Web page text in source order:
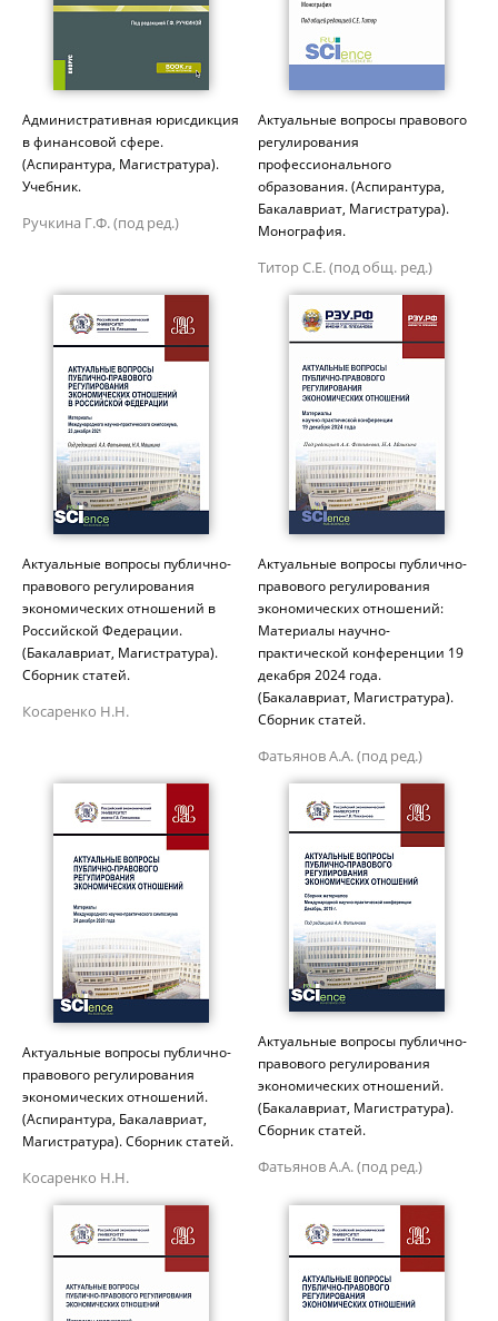
Административная юрисдикция
в финансовой сфере.
(Аспирантура, Магистратура).
Учебник.
Ручкина Г.Ф. (под ред.)
Актуальные вопросы правового
регулирования
профессионального
образования. (Аспирантура,
Бакалавриат, Магистратура).
Монография.
Титор С.Е. (под общ. ред.)
Актуальные вопросы публично-
правового регулирования
экономических отношений в
Российской Федерации.
(Бакалавриат, Магистратура).
Сборник статей.
Косаренко Н.Н.
Актуальные вопросы публично-
правового регулирования
экономических отношений:
Материалы научно-
практической конференции 19
декабря 2024 года.
(Бакалавриат, Магистратура).
Сборник статей.
Фатьянов А.А. (под ред.)
Актуальные вопросы публично-
правового регулирования
экономических отношений.
(Аспирантура, Бакалавриат,
Магистратура). Сборник статей.
Косаренко Н.Н.
Актуальные вопросы публично-
правового регулирования
экономических отношений.
(Бакалавриат, Магистратура).
Сборник статей.
Фатьянов А.А. (под ред.)